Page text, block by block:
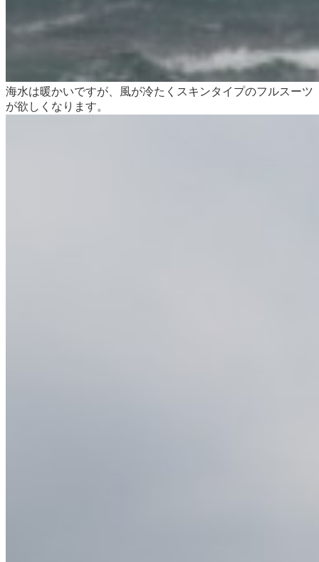
海水は暖かいですが、風が冷たくスキンタイプのフルスーツ
が欲しくなります。